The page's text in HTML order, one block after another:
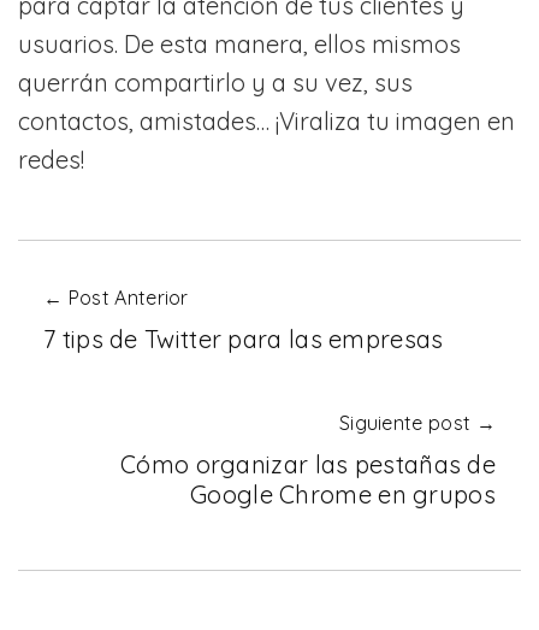
usuarios. De esta manera, ellos mismos
querrán compartirlo y a su vez, sus
contactos, amistades… ¡Viraliza tu imagen en
redes!
← Post Anterior
7 tips de Twitter para las empresas
Siguiente post →
Cómo organizar las pestañas de
Google Chrome en grupos